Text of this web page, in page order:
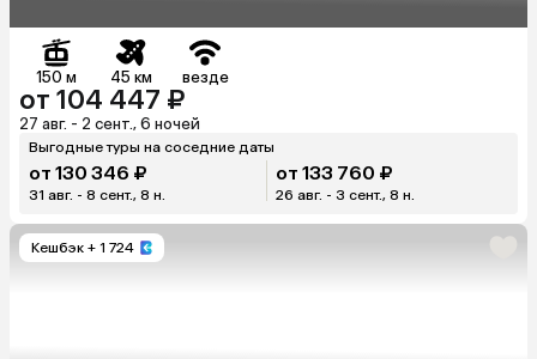
150 м 45 км везде
от 104 447 ₽
27 авг. - 2 сент., 6 ночей
Выгодные туры на соседние даты
от 130 346 ₽
31 авг. - 8 сент., 8 н.
от 133 760 ₽
26 авг. - 3 сент., 8 н.
Кешбэк + 1 724